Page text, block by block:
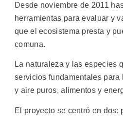
Desde noviembre de 2011
herramientas para evaluar y
que el ecosistema presta y
comuna.
La naturaleza y las especies
servicios fundamentales para
y aire puros, alimentos y
El proyecto se centró en dos: